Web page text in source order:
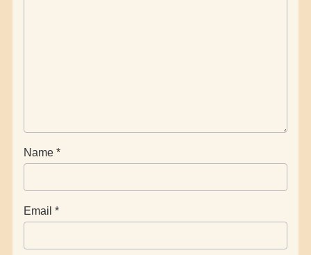
Name *
Email *